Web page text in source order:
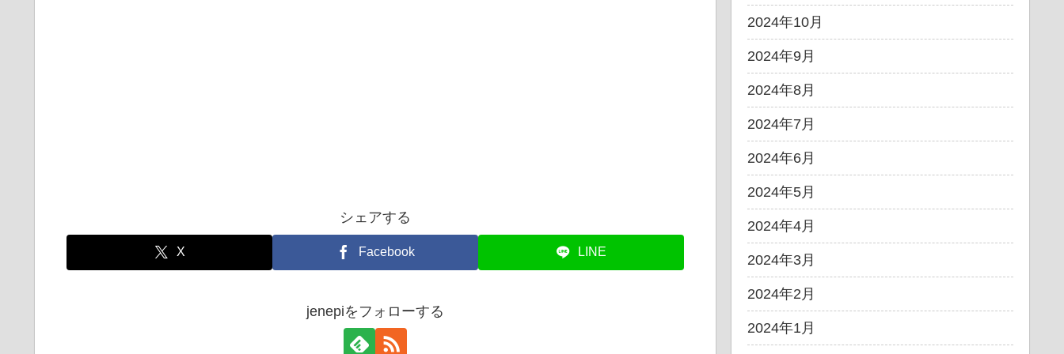
シェアする
X Facebook LINE
jenepiをフォローする
2024年10月
2024年9月
2024年8月
2024年7月
2024年6月
2024年5月
2024年4月
2024年3月
2024年2月
2024年1月